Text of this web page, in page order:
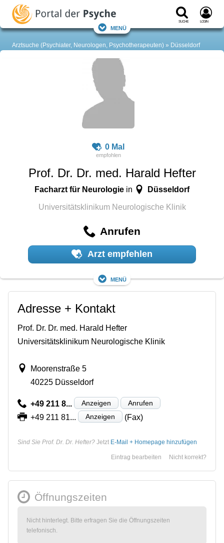
Suche Login
Menü
Arztsuche (Psychiater, Neurologen, Psychotherapeuten) Düsseldorf
0 Mal
Prof. Dr. Dr. med. Harald Hefter
Facharzt für Neurologie in Düsseldorf
Universitätsklinikum Neurologische Klinik
Anrufen
Arzt empfehlen
Menü
Adresse + Kontakt
Prof. Dr. Dr. med. Harald Hefter
Universitätsklinikum Neurologische Klinik
Moorenstraße 5
40225 Düsseldorf
+49 211 8... Anzeigen Anrufen
+49 211 81... Anzeigen (Fax)
Sind Sie Prof. Dr. Dr. Hefter? Jetzt E-Mail + Homepage hinzufügen
Nicht korrekt?
Eintrag bearbeiten
Öffnungszeiten
Nicht hinterlegt. Bitte erfragen Sie die Öffnungszeiten
telefonisch.